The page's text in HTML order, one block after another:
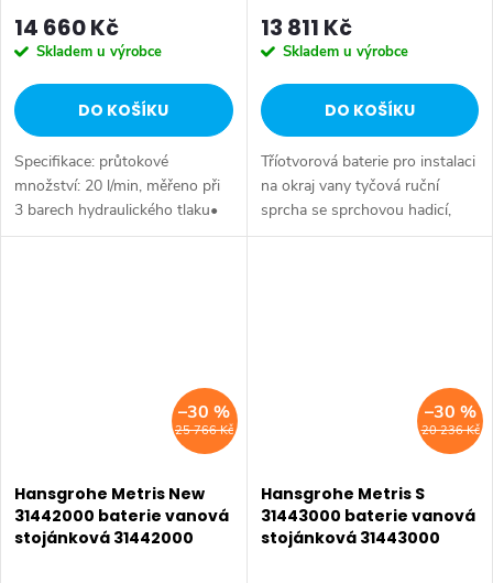
14 660 Kč
Skladem u výrobce
DO KOŠÍKU
Specifikace: průtokové
množství: 20 l/min, měřeno při
3 barech hydraulického tlaku•
stojánkový výtok• ovládací
13 811 Kč
Skladem u výrobce
DO KOŠÍKU
Tříotvorová baterie pro instalaci
na okraj vany tyčová ruční
sprcha se sprchovou hadicí,
délka 1750 mm rukojeť pro
25 766 Kč
–30 %
Hansgrohe Metris New
31442000 baterie vanová
stojánková 31442000
20 236 Kč
–30 %
Hansgrohe Metris S
31443000 baterie vanová
stojánková 31443000